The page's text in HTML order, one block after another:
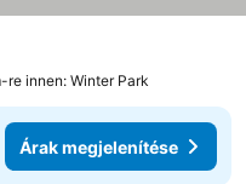
re innen: Winter Park
Árak megjelenítése